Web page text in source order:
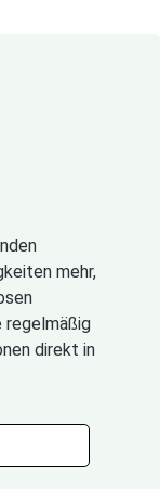
mehr,
regelmäßig
direkt in